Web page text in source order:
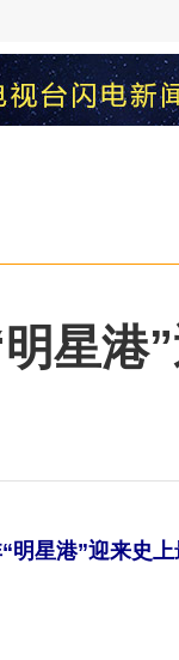
星港
明星港”迎来史